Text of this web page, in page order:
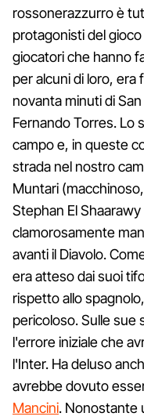
rossonerazzurro è
protagonisti del
giocatori che hanno
per alcuni di loro, era
novanta minuti di
Fernando Torres. Lo
campo e, in queste
strada nel nostro
Muntari
Stephan El
clamorosamente
avanti il Diavolo.
era atteso dai suoi
rispetto allo
pericoloso. Sulle sue
l'errore iniziale che
l'Inter. Ha deluso
avrebbe dovuto
Mancini. Nonostante